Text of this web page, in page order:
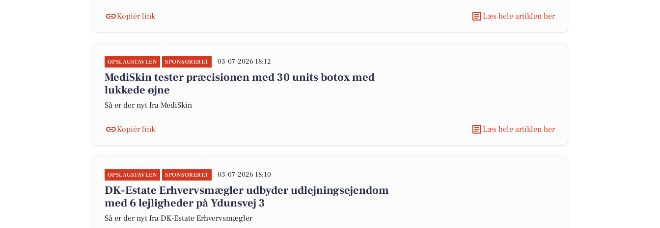
Kopiér link Læs hele artiklen her
OPSLAGSTAVLEN SPONSORERET 03-07-2026 18:12
MediSkin tester præcisionen med 30 units botox med
lukkede øjne
Så er der nyt fra MediSkin
Kopiér link Læs hele artiklen her
OPSLAGSTAVLEN SPONSORERET 03-07-2026 18:10
DK-Estate Erhvervsmægler udbyder udlejningsejendom
med 6 lejligheder på Ydunsvej 3
Så er der nyt fra DK-Estate Erhvervsmægler